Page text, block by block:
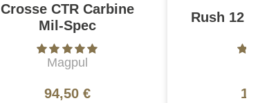
Crosse CTR Carbine
Mil-Spec
Magpul
94,50 €
Rush 12